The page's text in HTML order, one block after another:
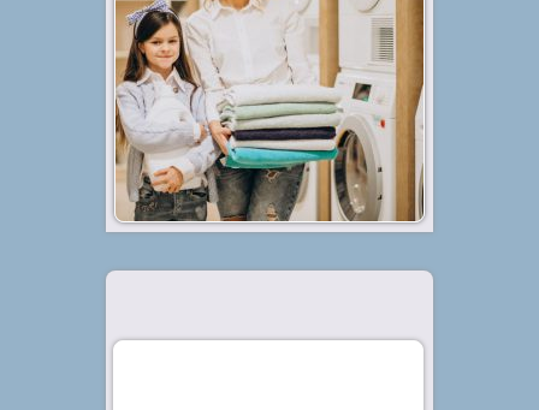
laundry? Rekomendasi franchise
laundry terbaik berikut ini bisa
kamu jadikan pilihan dengan harga
mulai dari Rp 15 jutaan. Bisnis
laundry menjadi salah satu
peluang bisnis yang cukup
menjanjikan...
Baca Selengkapnya »